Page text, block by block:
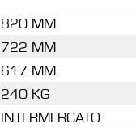
820 MM
722 MM
617 MM
240 KG
INTERMERCATO